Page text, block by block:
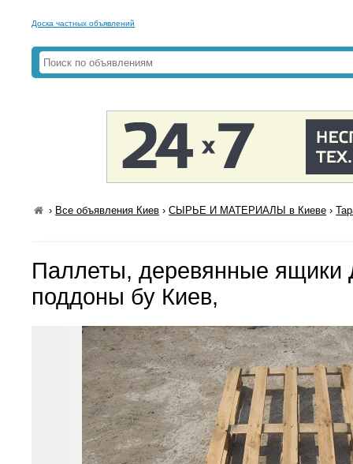
Доска частных объявлений
› Все объявления Киев ›СЫРЬЕ И МАТЕРИАЛЫ в Киеве ›
Паллеты, деревянные ящики
поддоны бу Киев,